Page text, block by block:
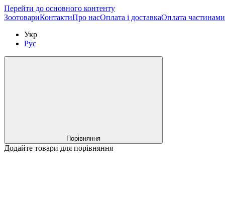
Перейти до основного контенту
ЗоотовариКонтактиПро насОплата і доставкаОплата частинами
Укр
Рус
Порівняння
Додайте товари для порівняння